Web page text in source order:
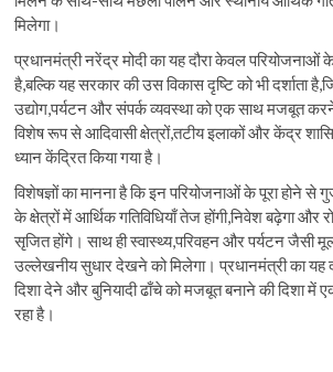
मिलेगा।
प्रधानमंत्री नरेंद्र मोदी का यह दौरा केवल
है,बल्कि यह सरकार की उस विकास दृष्टि को भी दर्शाता
उद्योग,पर्यटन और संपर्क व्यवस्था को एक साथ मजबूत करने
विशेष रूप से आदिवासी क्षेत्रों,तटीय इलाकों और केंद्र
ध्यान केंद्रित किया गया है।
विशेषज्ञों का मानना है कि इन परियोजनाओं के पूरा होने
के क्षेत्रों में आर्थिक गतिविधियाँ तेज होंगी,निवेश बढ़ेगा
सृजित होंगे। साथ ही स्वास्थ्य,परिवहन और पर्यटन जैसी
उल्लेखनीय सुधार देखने को मिलेगा। प्रधानमंत्री का यह
दिशा देने और बुनियादी ढाँचे को मजबूत बनाने की दिशा में
रहा है।